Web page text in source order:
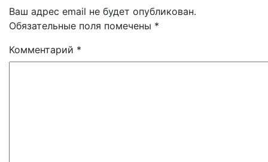
Ваш адрес email не будет опубликован.
Обязательные поля помечены *
Комментарий *